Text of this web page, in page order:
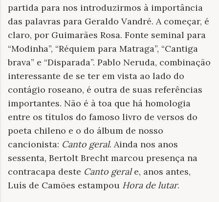
partida para nos introduzirmos à importância
das palavras para Geraldo Vandré. A começar, é
claro, por Guimarães Rosa. Fonte seminal para
“Modinha”, “Réquiem para Matraga”, “Cantiga
brava” e “Disparada”. Pablo Neruda, combinação
interessante de se ter em vista ao lado do
contágio roseano, é outra de suas referências
importantes. Não é à toa que há homologia
entre os títulos do famoso livro de versos do
poeta chileno e o do álbum de nosso
cancionista: Canto geral. Ainda nos anos
sessenta, Bertolt Brecht marcou presença na
contracapa deste Canto gerale, anos antes,
Luís de Camões estampou Hora de lutar.